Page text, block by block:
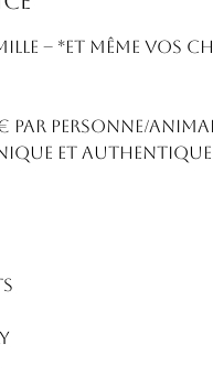
– *et même vos
par personne/animal
et